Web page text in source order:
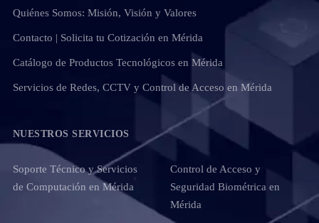
Quiénes Somos: Misión, Visión y Valores
Contacto | Solicita tu Cotización en Mérida
Catálogo de Productos Tecnológicos en Mérida
Servicios de Redes, CCTV y Control de Acceso en Mérida
NUESTROS SERVICIOS
Soporte Técnico y Servicios
de Computación en Mérida
Control de Acceso y
Seguridad Biométrica en
Mérida